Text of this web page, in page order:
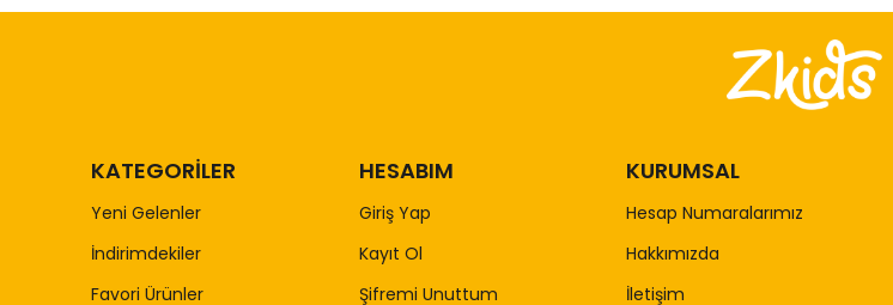
KATEGORİLER
Yeni Gelenler
İndirimdekiler
Favori Ürünler
HESABIM
Giriş Yap
Kayıt Ol
Şifremi Unuttum
KURUMSAL
Hesap Numaralarımız
Hakkımızda
İletişim